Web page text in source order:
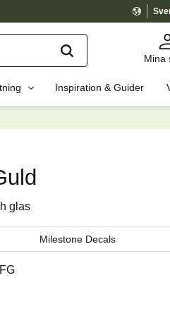
Mina
Inspiration & Guider
glas
Milestone Decals